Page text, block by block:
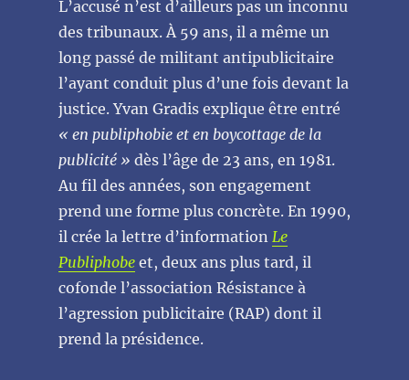
L’accusé n’est d’ailleurs pas un inconnu
des tribunaux. À 59 ans, il a même un
long passé de militant antipublicitaire
l’ayant conduit plus d’une fois devant la
justice. Yvan Gradis explique être entré
« en publiphobie et en boycottage de la
publicité » dès l’âge de 23 ans, en 1981.
Au fil des années, son engagement
prend une forme plus concrète. En 1990,
il crée la lettre d’information Le
Publiphobeet, deux ans plus tard, il
cofonde l’association Résistance à
l’agression publicitaire (RAP) dont il
prend la présidence.